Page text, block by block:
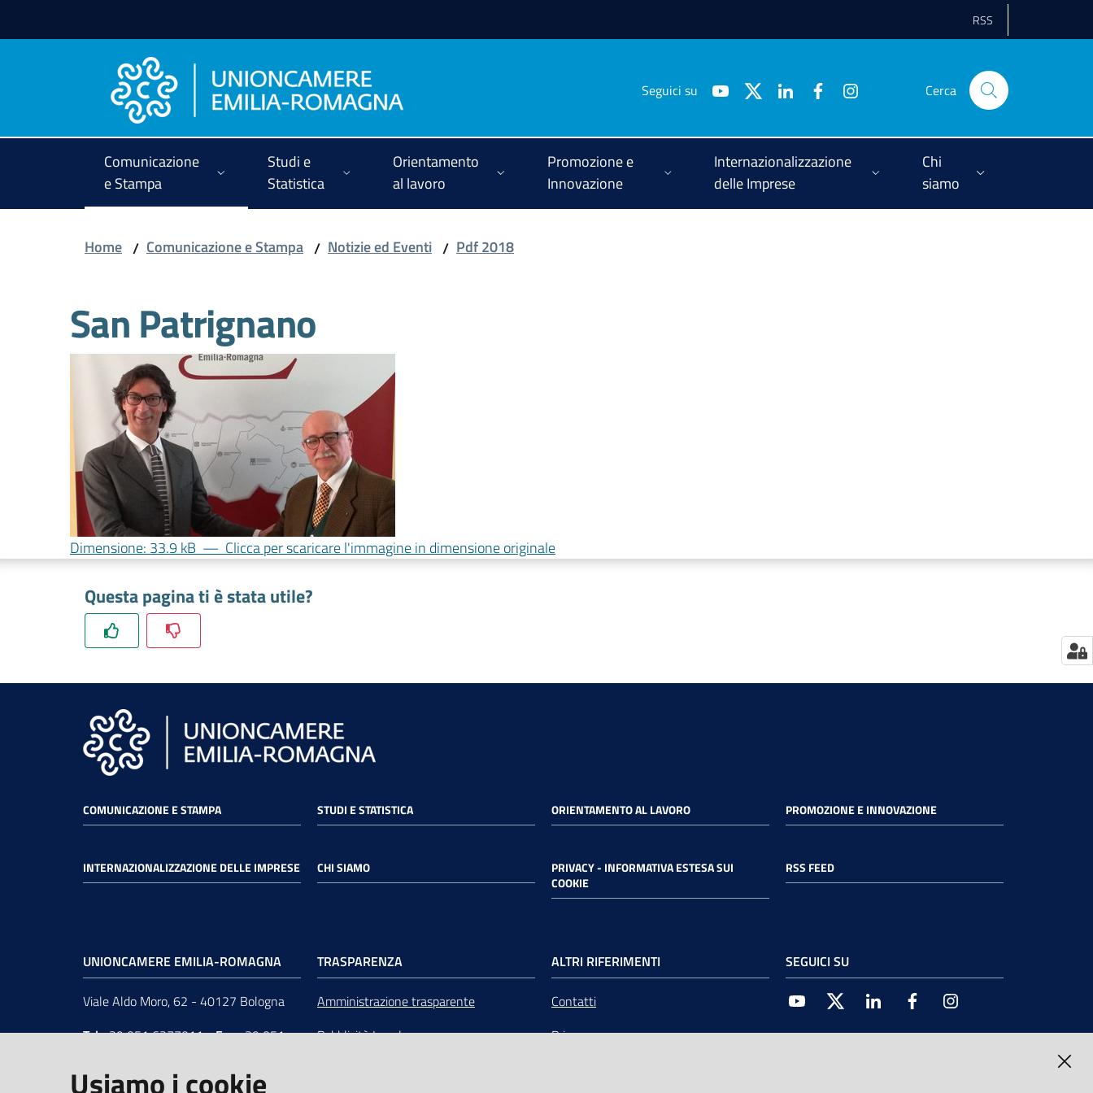
RSS
Seguici su Cerca
Comunicazione
e Stampa
Studi e
Statistica
Orientamento
al lavoro
Promozione e
Innovazione
Internazionalizzazione
delle Imprese
Chi
siamo
Home / Comunicazione e Stampa / Notizie ed Eventi / Pdf 2018
San Patrignano
Dimensione: 33.9 kB — Clicca per scaricare l'immagine in dimensione originale
Questa pagina ti è stata utile?
COMUNICAZIONE E STAMPA STUDI E STATISTICA ORIENTAMENTO AL LAVORO PROMOZIONE E INNOVAZIONE
INTERNAZIONALIZZAZIONE DELLE IMPRESE CHI SIAMO
PRIVACY - INFORMATIVA ESTESA SUI
COOKIE
RSS FEED
UNIONCAMERE EMILIA-ROMAGNA
Viale Aldo Moro, 62 - 40127 Bologna
Tel+39 051 6377011-Fax+39 051
e-mail:segreteria@rer.camcom.it
TRASPARENZA
Amministrazione trasparente
Pubblicità Legale
ALTRI RIFERIMENTI
Contatti
Privacy
SEGUICI SU
Youtube Twitter Linkedin Facebook
Usiamo i cookie